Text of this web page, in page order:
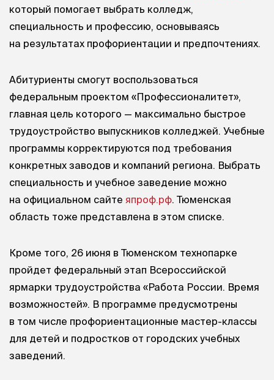
который помогает выбрать колледж,
специальность и профессию, основываясь
на результатах профориентации и предпочтениях.
Абитуриенты смогут воспользоваться
федеральным проектом «Профессионалитет»,
главная цель которого — максимально быстрое
трудоустройство выпускников колледжей. Учебные
программы корректируются под требования
конкретных заводов и компаний региона. Выбрать
специальность и учебное заведение можно
на официальном сайте япроф.рф. Тюменская
область тоже представлена в этом списке.
Кроме того, 26 июня в Тюменском технопарке
пройдет федеральный этап Всероссийской
ярмарки трудоустройства «Работа России. Время
возможностей». В программе предусмотрены
в том числе профориентационные мастер-классы
для детей и подростков от городских учебных
заведений.